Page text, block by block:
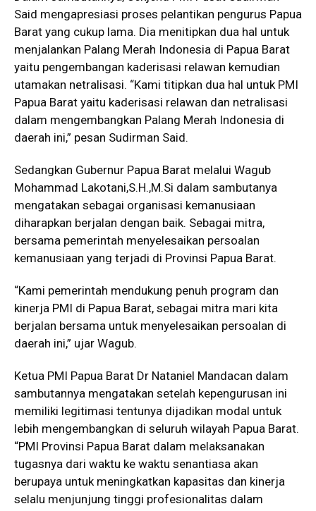
Said mengapresiasi proses pelantikan pengurus Papua
Barat yang cukup lama. Dia menitipkan dua hal untuk
menjalankan Palang Merah Indonesia di Papua Barat
yaitu pengembangan kaderisasi relawan kemudian
utamakan netralisasi. “Kami titipkan dua hal untuk PMI
Papua Barat yaitu kaderisasi relawan dan netralisasi
dalam mengembangkan Palang Merah Indonesia di
daerah ini,” pesan Sudirman Said.
Sedangkan Gubernur Papua Barat melalui Wagub
Mohammad Lakotani,S.H.,M.Si dalam sambutanya
mengatakan sebagai organisasi kemanusiaan
diharapkan berjalan dengan baik. Sebagai mitra,
bersama pemerintah menyelesaikan persoalan
kemanusiaan yang terjadi di Provinsi Papua Barat.
“Kami pemerintah mendukung penuh program dan
kinerja PMI di Papua Barat, sebagai mitra mari kita
berjalan bersama untuk menyelesaikan persoalan di
daerah ini,” ujar Wagub.
Ketua PMI Papua Barat Dr Nataniel Mandacan dalam
sambutannya mengatakan setelah kepengurusan ini
memiliki legitimasi tentunya dijadikan modal untuk
lebih mengembangkan di seluruh wilayah Papua Barat.
“PMI Provinsi Papua Barat dalam melaksanakan
tugasnya dari waktu ke waktu senantiasa akan
berupaya untuk meningkatkan kapasitas dan kinerja
selalu menjunjung tinggi profesionalitas dalam